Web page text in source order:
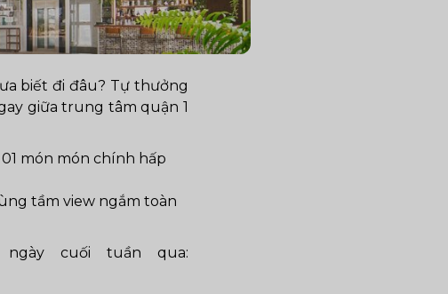
biết đi đâu? Tự thưởng
giữa trung tâm quận 1
món món chính hấp
tầm view ngắm toàn
cuối tuần qua: